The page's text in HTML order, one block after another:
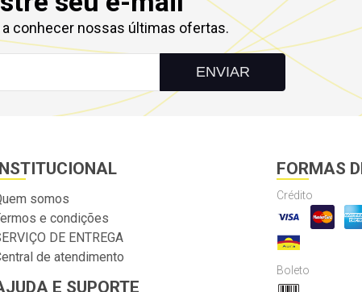
conhecer nossas últimas ofertas.
ENVIAR
somos
e condições
DE ENTREGA
de atendimento
E SUPORTE
FORMAS
Crédito
Boleto